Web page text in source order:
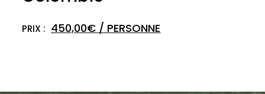
PRIX : 450,00€ / PERSONNE